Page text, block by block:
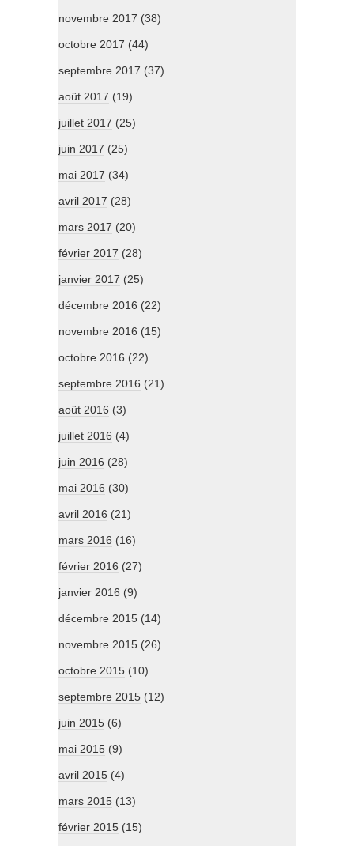
novembre 2017 (38)
octobre 2017 (44)
septembre 2017 (37)
août 2017 (19)
juillet 2017 (25)
juin 2017 (25)
mai 2017 (34)
avril 2017 (28)
mars 2017 (20)
février 2017 (28)
janvier 2017 (25)
décembre 2016 (22)
novembre 2016 (15)
octobre 2016 (22)
septembre 2016 (21)
août 2016 (3)
juillet 2016 (4)
juin 2016 (28)
mai 2016 (30)
avril 2016 (21)
mars 2016 (16)
février 2016 (27)
janvier 2016 (9)
décembre 2015 (14)
novembre 2015 (26)
octobre 2015 (10)
septembre 2015 (12)
juin 2015 (6)
mai 2015 (9)
avril 2015 (4)
mars 2015 (13)
février 2015 (15)